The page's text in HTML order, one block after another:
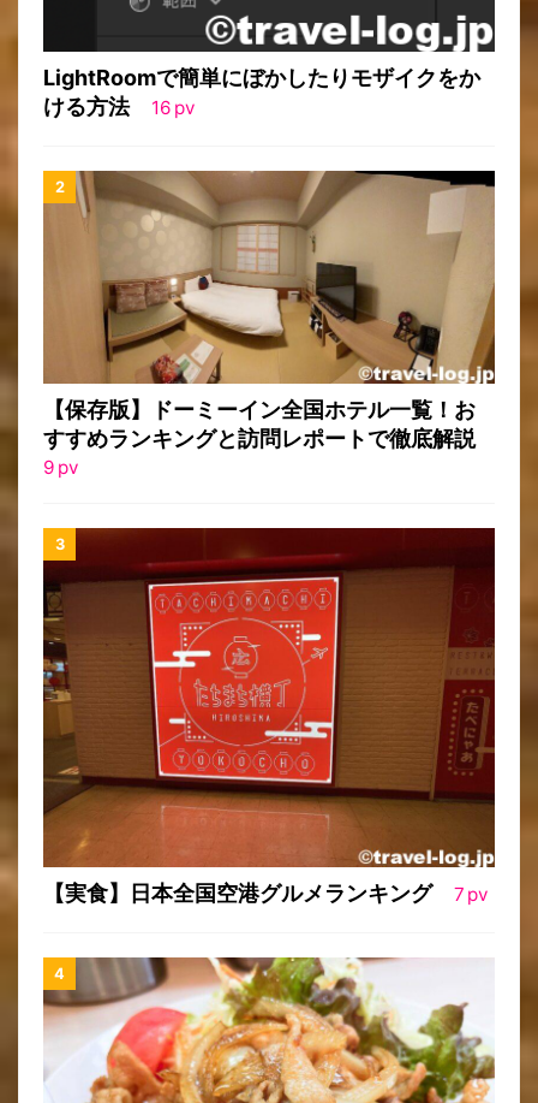
LightRoomで簡単にぼかしたりモザイクをか
ける方法
16 pv
【保存版】ドーミーイン全国ホテル一覧！お
すすめランキングと訪問レポートで徹底解説
9 pv
【実食】日本全国空港グルメランキング 7 pv